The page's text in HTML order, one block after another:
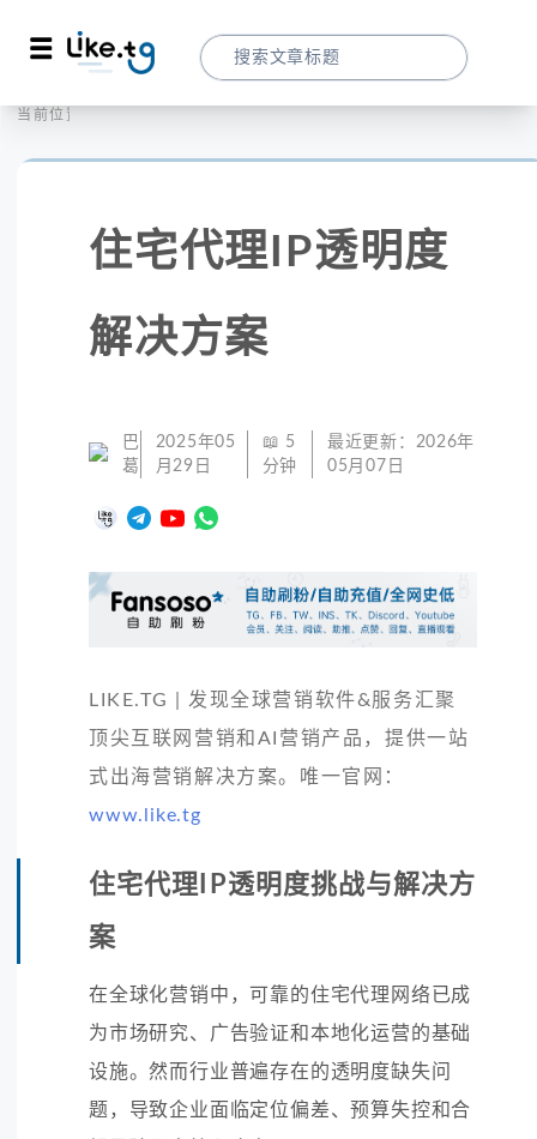
当前位置：
住宅代理IP透明度
解决方案
巴
葛
2025年05
月29日
📖 5
分钟
最近更新： 2026年
05月07日
LIKE.TG | 发现全球营销软件&服务汇聚
顶尖互联网营销和AI营销产品，提供一站
式出海营销解决方案。唯一官网：
www.like.tg
住宅代理IP透明度挑战与解决方
案
在全球化营销中，可靠的住宅代理网络已成
为市场研究、广告验证和本地化运营的基础
设施。然而行业普遍存在的透明度缺失问
题，导致企业面临定位偏差、预算失控和合